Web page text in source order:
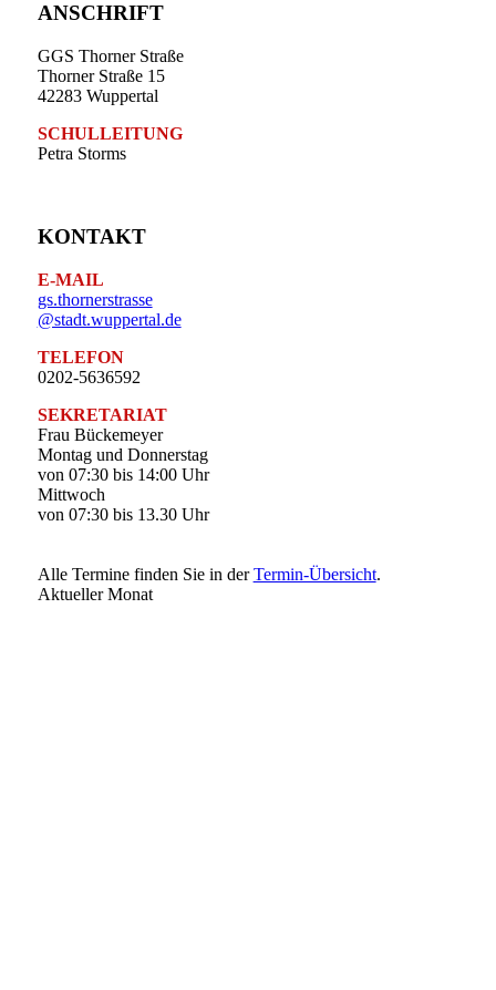
ANSCHRIFT
GGS Thorner Straße
Thorner Straße 15
42283 Wuppertal
SCHULLEITUNG
Petra Storms
KONTAKT
E-MAIL
gs.thornerstrasse
@stadt.wuppertal.de
TELEFON
0202-5636592
SEKRETARIAT
Frau Bückemeyer
Montag und Donnerstag
von 07:30 bis 14:00 Uhr
Mittwoch
von 07:30 bis 13.30 Uhr
Alle Termine finden Sie in derTermin-Übersicht.
Aktueller Monat